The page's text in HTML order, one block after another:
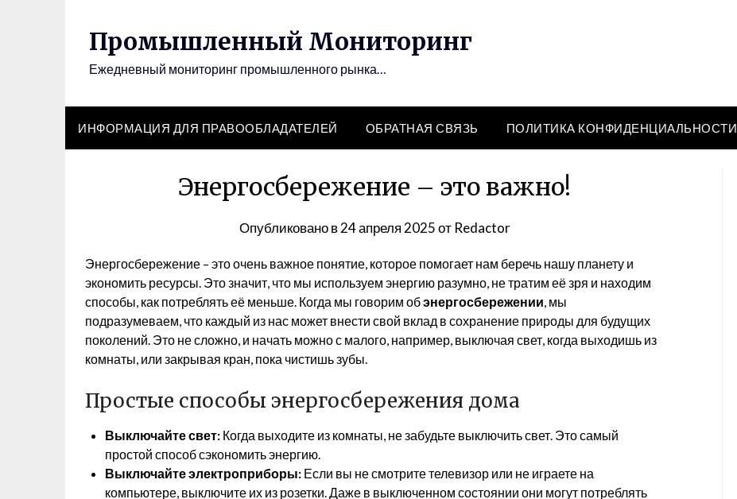
Промышленный Мониторинг
Ежедневный мониторинг промышленного рынка…
ИНФОРМАЦИЯ ДЛЯ ПРАВООБЛАДАТЕЛЕЙ ОБРАТНАЯ СВЯЗЬ ПОЛИТИКА КОНФИДЕНЦИАЛЬНОСТИ
Энергосбережение – это важно!
Опубликовано в24 апреля 2025от Redactor
Энергосбережение – это очень важное понятие, которое помогает нам беречь нашу планету и
экономить ресурсы. Это значит, что мы используем энергию разумно, не тратим её зря и находим
способы, как потреблять её меньше. Когда мы говорим обэнергосбережении, мы
подразумеваем, что каждый из нас может внести свой вклад в сохранение природы для будущих
поколений. Это не сложно, и начать можно с малого, например, выключая свет, когда выходишь из
комнаты, или закрывая кран, пока чистишь зубы.
Простые способы энергосбережения дома
Выключайте свет: Когда выходите из комнаты, не забудьте выключить свет. Это самый
простой способ сэкономить энергию.
Выключайте электроприборы: Если вы не смотрите телевизор или не играете на
компьютере, выключите их из розетки. Даже в выключенном состоянии они могут потреблять